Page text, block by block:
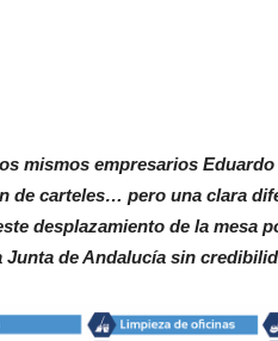
mismos empresarios
de carteles… pero una clara
desplazamiento de la mesa
Junta de Andalucía sin